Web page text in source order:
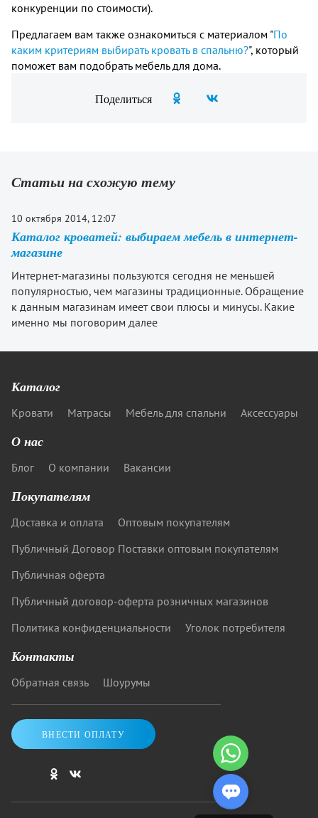
конкуренции по стоимости).
Предлагаем вам также ознакомиться с материалом "По
каким критериям выбирать кровать в спальню?", который
поможет вам подобрать мебель для дома.
Поделиться
Статьи на схожую тему
10 октября 2014, 12:07
Каталог кроватей: выбираем мебель в интернет-
магазине
Интернет-магазины пользуются сегодня не меньшей
популярностью, чем магазины традиционные. Обращение
к данным магазинам имеет свои плюсы и минусы. Какие
именно мы поговорим далее
Каталог
Кровати Матрасы Мебель для спальни Аксессуары
О нас
Блог О компании Вакансии
Покупателям
Доставка и оплата
Оптовым покупателям
Публичный Договор Поставки оптовым покупателям
Публичная оферта
Публичный договор-оферта розничных магазинов
Политика конфиденциальности
Уголок потребителя
Контакты
Обратная связь Шоурумы
ВНЕСТИ ОПЛАТУ